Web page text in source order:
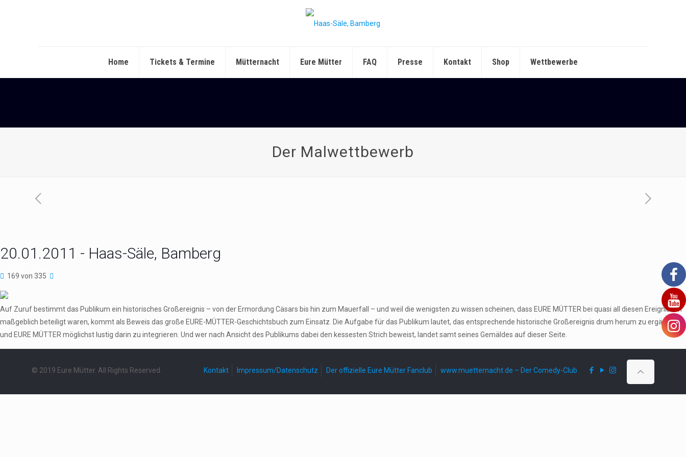
Home Tickets & Termine Mütternacht Eure Mütter FAQ Presse Kontakt Shop Wettbewerbe
Der Malwettbewerb
20.01.2011 - Haas-Säle, Bamberg
169 von 335
Auf Zuruf bestimmt das Publikum ein historisches Großereignis – von der Ermordung Cäsars bis hin zum Mauerfall – und weil die wenigsten zu wissen scheinen, dass EURE MÜTTER bei quasi all diesen Ereignissen
maßgeblich beteiligt waren, kommt als Beweis das große EURE-MÜTTER-Geschichtsbuch zum Einsatz. Die Aufgabe für das Publikum lautet, das entsprechende historische Großereignis drum herum zu ergänzen
und EURE MÜTTER möglichst lustig darin zu integrieren. Und wer nach Ansicht des Publikums dabei den kessesten Strich beweist, landet samt seines Gemäldes auf dieser Seite.
© 2019 Eure Mütter. All Rights Reserved. Kontakt Impressum/Datenschutz Der offizielle Eure Mütter Fanclub www.muetternacht.de – Der Comedy-Club